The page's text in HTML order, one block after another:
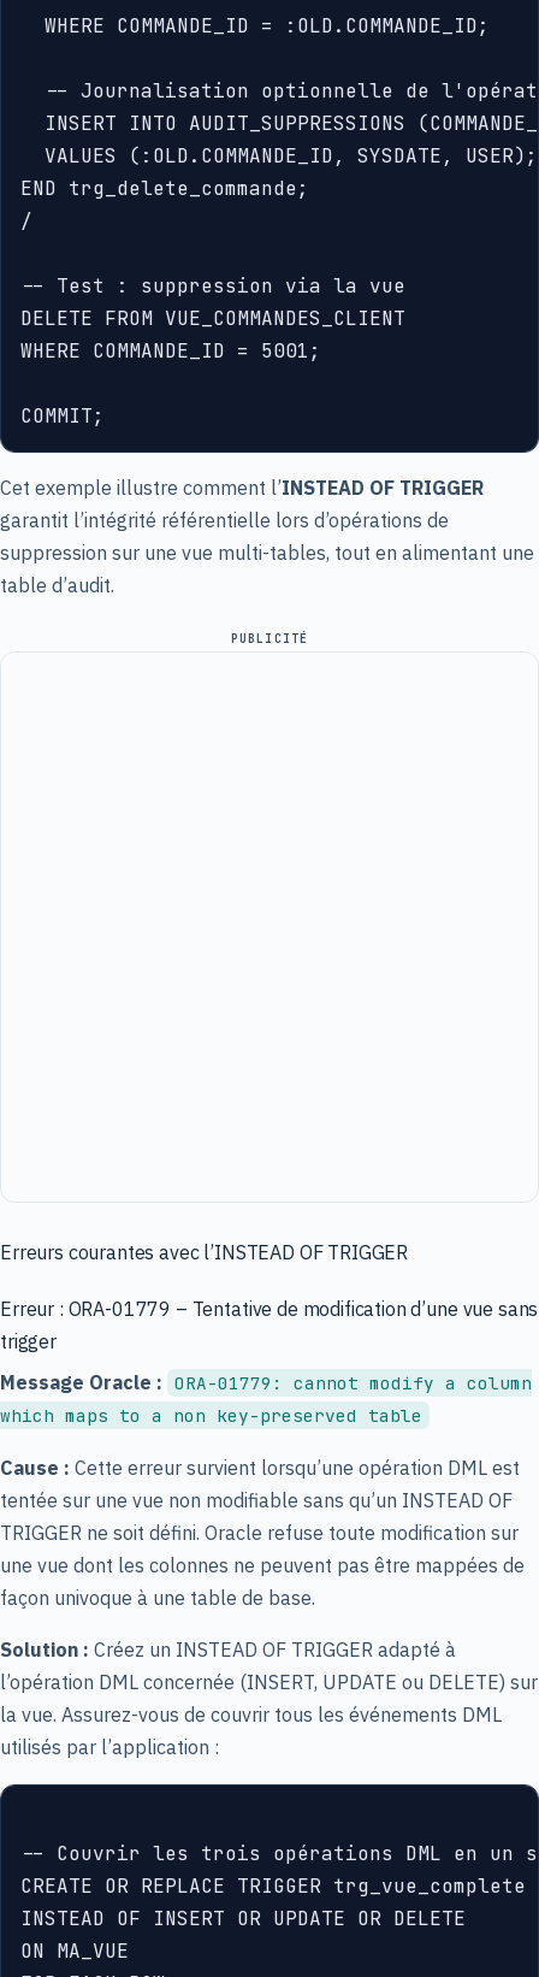
  WHERE COMMANDE_ID = :OLD.COMMANDE_ID;
-- Journalisation optionnelle de
INSERT INTO AUDIT_SUPPRESSIONS
  VALUES (:OLD.COMMANDE_ID, SYSDATE, USER);
END trg_delete_commande;
/
-- Test : suppression via la vue
DELETE FROM VUE_COMMANDES_CLIENT
WHERE COMMANDE_ID = 5001;
Cet exemple illustre comment l’INSTEAD OF TRIGGER
garantit l’intégrité référentielle lors d’opérations de
suppression sur une vue multi-tables, tout en alimentant une
table d’audit.
PUBLICITÉ
Erreurs courantes avec l’INSTEAD OF TRIGGER
Erreur : ORA-01779 – Tentative de modification d’une vue sans
trigger
Message Oracle : ORA-01779: cannot modify a column
which maps to a non key-preserved table
Cause : Cette erreur survient lorsqu’une opération DML est
tentée sur une vue non modifiable sans qu’un INSTEAD OF
TRIGGER ne soit défini. Oracle refuse toute modification sur
une vue dont les colonnes ne peuvent pas être mappées de
façon univoque à une table de base.
Solution : Créez un INSTEAD OF TRIGGER adapté à
l’opération DML concernée (INSERT, UPDATE ou DELETE) sur
la vue. Assurez-vous de couvrir tous les événements DML
utilisés par l’application :
-- Couvrir les trois opérations DML en un
CREATE OR REPLACE TRIGGER trg_vue_complete
INSTEAD OF INSERT OR UPDATE OR DELETE
ON MA_VUE